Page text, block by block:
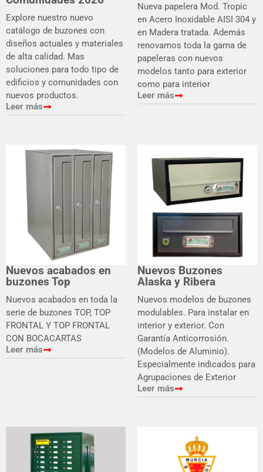
Explore nuestro nuevo
catálogo de buzones con
diseños actuales y materiales
de alta calidad. Mas
soluciones para todo tipo de
edificios y comunidades con
nuevos productos.
Leer más
Nueva papelera Mod. Tropic
en Acero Inoxidable AISI 304 y
en Madera tratada. Además
renovamos toda la gama de
papeleras con nuevos
modelos tanto para exterior
como para interior
Leer más
Nuevos acabados en
buzones Top
Nuevos acabados en toda la
serie de buzones TOP, TOP
FRONTAL Y TOP FRONTAL
CON BOCACARTAS
Leer más
Nuevos Buzones
Alaska y Ribera
Nuevos modelos de buzones
modulables. Para instalar en
interior y exterior. Con
Garantía Anticorrosión.
(Modelos de Aluminio).
Especialmente indicados para
Agrupaciones de Exterior
Leer más